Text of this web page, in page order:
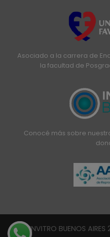
Asociado a la carrera de
la facultad de
Conocé más sobre
© INVITRO BUENOS